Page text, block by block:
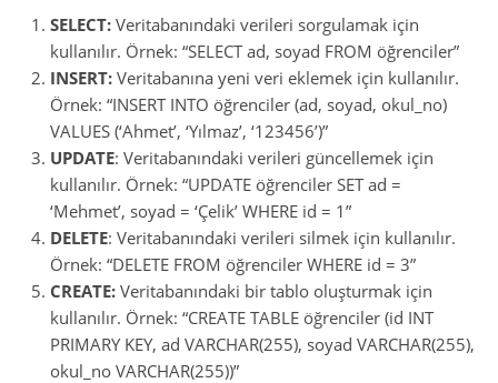
SELECT: Veritabanındaki verileri sorgulamak için
kullanılır. Örnek: “SELECT ad, soyad FROM öğrenciler”
INSERT: Veritabanına yeni veri eklemek için kullanılır.
Örnek: “INSERT INTO öğrenciler (ad, soyad, okul_no)
VALUES (‘Ahmet’, ‘Yılmaz’, ‘123456’)”
UPDATE: Veritabanındaki verileri güncellemek için
kullanılır. Örnek: “UPDATE öğrenciler SET ad =
‘Mehmet’, soyad = ‘Çelik’ WHERE id = 1”
DELETE: Veritabanındaki verileri silmek için kullanılır.
Örnek: “DELETE FROM öğrenciler WHERE id = 3”
CREATE: Veritabanındaki bir tablo oluşturmak için
kullanılır. Örnek: “CREATE TABLE öğrenciler (id INT
PRIMARY KEY, ad VARCHAR(255), soyad VARCHAR(255),
okul_no VARCHAR(255))”